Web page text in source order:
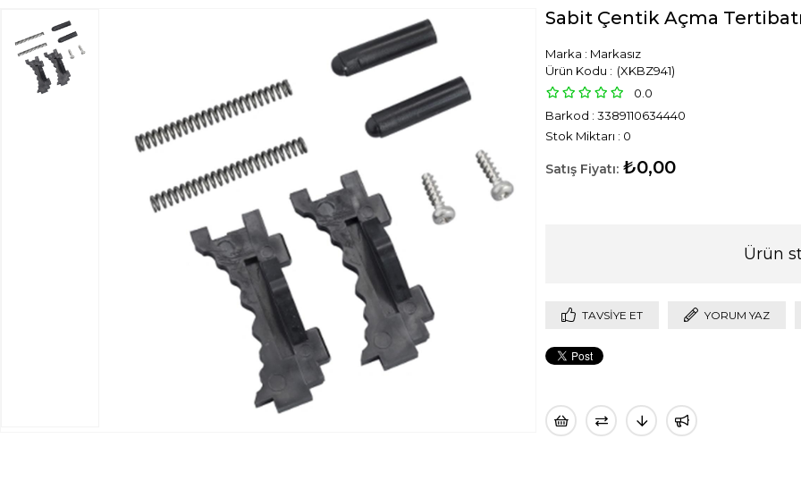
Sabit Çentik Açma Tertibatı
Marka : Markasız
(XKBZ941)
0.0
Barkod : 3389110634440
Stok Miktarı : 0
₺0,00
Ürün
TAVSIYE ET YORUM YAZ